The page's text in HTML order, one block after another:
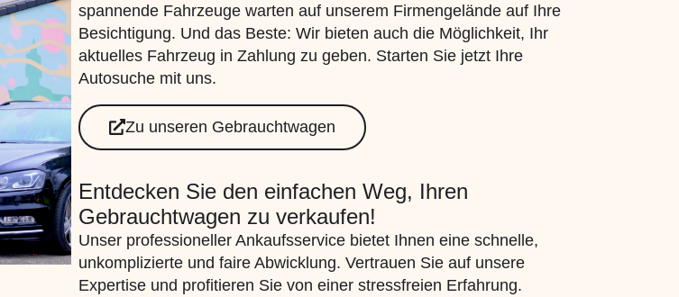
spannende Fahrzeuge warten auf unserem Firmengelände auf Ihre
Besichtigung. Und das Beste: Wir bieten auch die Möglichkeit, Ihr
aktuelles Fahrzeug in Zahlung zu geben. Starten Sie jetzt Ihre
Autosuche mit uns.
Zu unseren Gebrauchtwagen
Entdecken Sie den einfachen Weg, Ihren
Gebrauchtwagen zu verkaufen!
Unser professioneller Ankaufsservice bietet Ihnen eine schnelle,
unkomplizierte und faire Abwicklung. Vertrauen Sie auf unsere
Expertise und profitieren Sie von einer stressfreien Erfahrung.